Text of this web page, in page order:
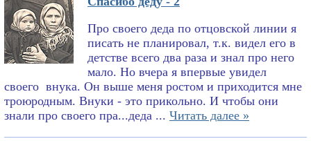
Про своего деда по отцовской линии я
писать не планировал, т.к. видел его в
детстве всего два раза и знал про него
мало. Но вчера я впервые увидел
своего внука. Он выше меня ростом и приходится мне
троюродным. Внуки - это прикольно. И чтобы они
знали про своего пра...деда ... Читать далее »